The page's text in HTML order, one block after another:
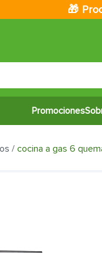
🎁
Promociones
cocina a gas 6